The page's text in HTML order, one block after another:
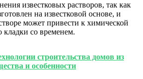
известковых растворов, так как
на известковой основе, и
может привести к химической
со временем.
строительства домов из
и особенности